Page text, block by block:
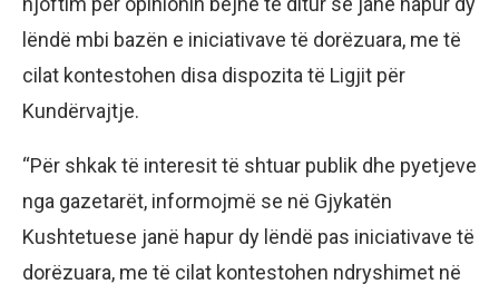
lëndë mbi bazën e iniciativave të dorëzuara, me të
cilat kontestohen disa dispozita të Ligjit për
Kundërvajtje.
“Për shkak të interesit të shtuar publik dhe pyetjeve
nga gazetarët, informojmë se në Gjykatën
Kushtetuese janë hapur dy lëndë pas iniciativave të
dorëzuara, me të cilat kontestohen ndryshimet në